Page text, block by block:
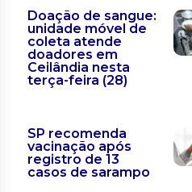
Doação de sangue:
unidade móvel de
coleta atende
doadores em
Ceilândia nesta
terça-feira (28)
SP recomenda
vacinação após
registro de 13
casos de sarampo